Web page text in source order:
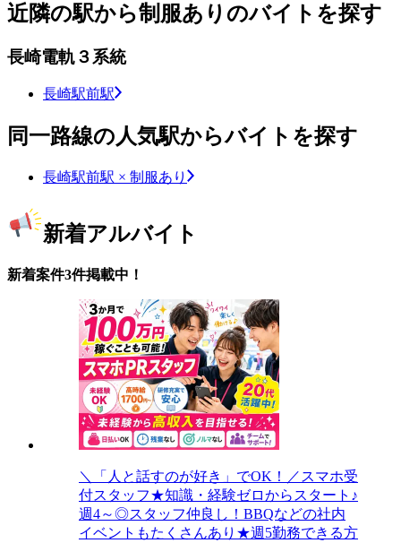
近隣の駅から制服ありのバイトを探す
長崎電軌３系統
長崎駅前駅
同一路線の人気駅からバイトを探す
長崎駅前駅 × 制服あり
新着アルバイト
新着案件3件掲載中！
＼「人と話すのが好き」でOK！／スマホ受
付スタッフ★知識・経験ゼロからスタート♪
週4～◎スタッフ仲良し！BBQなどの社内
イベントもたくさんあり★週5勤務できる方